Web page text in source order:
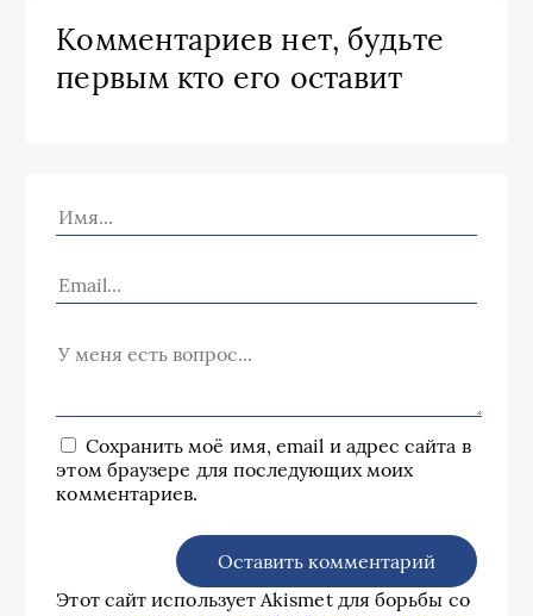
Комментариев нет, будьте
первым кто его оставит
Сохранить моё имя, email и адрес сайта в
этом браузере для последующих моих
комментариев.
Этот сайт использует Akismet для борьбы со